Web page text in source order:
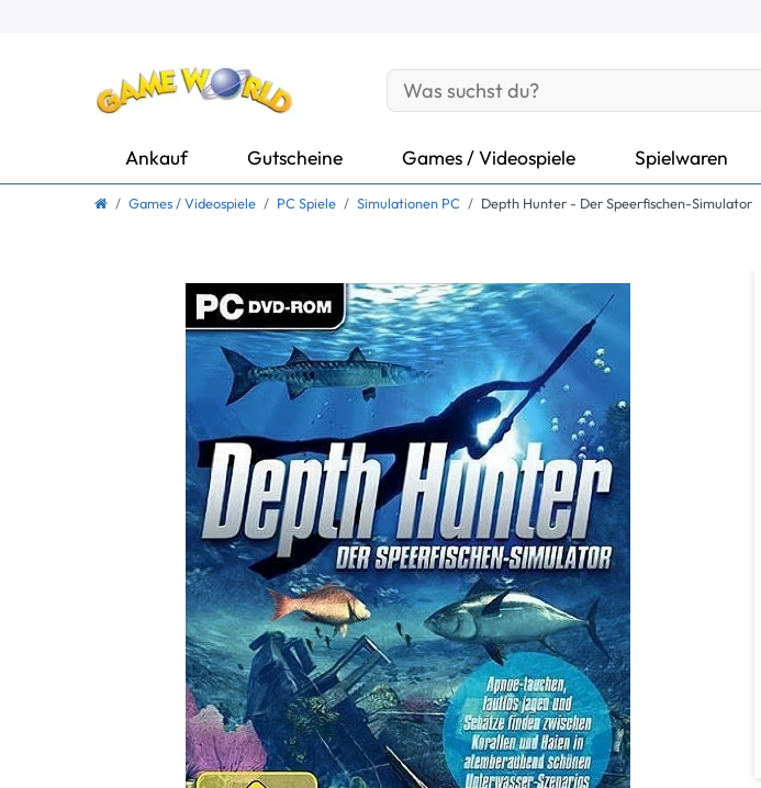
Ankauf Gutscheine Games / Videospiele Spielwaren
Games / Videospiele PC Spiele Simulationen PC Depth Hunter - Der Speerfischen-Simulator